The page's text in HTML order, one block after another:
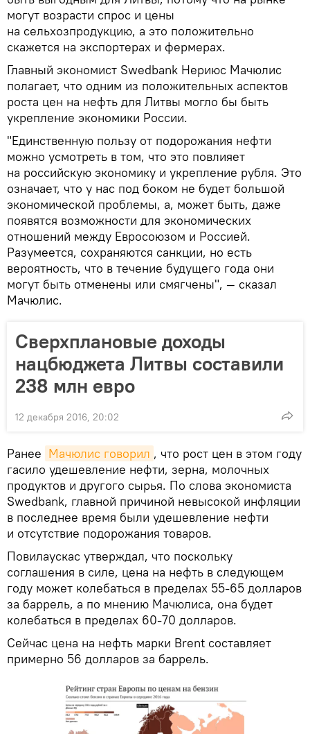
могут возрасти спрос и цены
на сельхозпродукцию, а это положительно
скажется на экспортерах и фермерах.
Главный экономист Swedbank Нериюс Мачюлис
полагает, что одним из положительных аспектов
роста цен на нефть для Литвы могло бы быть
укрепление экономики России.
"Единственную пользу от подорожания нефти
можно усмотреть в том, что это повлияет
на российскую экономику и укрепление рубля. Это
означает, что у нас под боком не будет большой
экономической проблемы, а, может быть, даже
появятся возможности для экономических
отношений между Евросоюзом и Россией.
Разумеется, сохраняются санкции, но есть
вероятность, что в течение будущего года они
могут быть отменены или смягчены", — сказал
Мачюлис.
Сверхплановые доходы
нацбюджета Литвы составили
238 млн евро
12 декабря 2016, 20:02
Ранее Мачюлис говорил , что рост цен в этом году
гасило удешевление нефти, зерна, молочных
продуктов и другого сырья. По слова экономиста
Swedbank, главной причиной невысокой инфляции
в последнее время были удешевление нефти
и отсутствие подорожания товаров.
Повилаускас утверждал, что поскольку
соглашения в силе, цена на нефть в следующем
году может колебаться в пределах 55-65 долларов
за баррель, а по мнению Мачюлиса, она будет
колебаться в пределах 60-70 долларов.
Сейчас цена на нефть марки Brent составляет
примерно 56 долларов за баррель.